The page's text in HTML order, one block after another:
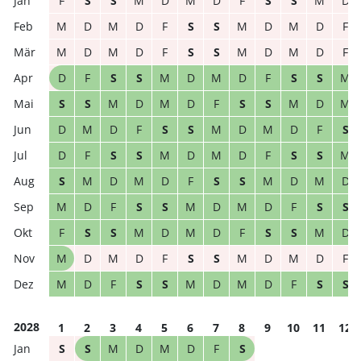
M
D M D F S S M D M D
F
M
D M D F S S M D M D
F
D
F S S M D M D F S S
M
S
S M D M D F S S M D
M
D
M D F S S M D M D F
S
D
F S S M D M D F S S
M
S
M D M D F S S M D M
D
M
D F S S M D M D F S
S
F
S S M D M D F S S M
D
M
D M D F S S M D M D
F
M
D F S S M D M D F S S
2028 1 2 3 4 5 6 7 8 9 10 11
12
S
S M D M D F S